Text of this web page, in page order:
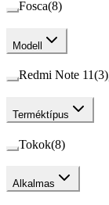
Fosca(8)
Modell
Redmi Note 11(3)
Terméktípus
Tokok(8)
Alkalmas